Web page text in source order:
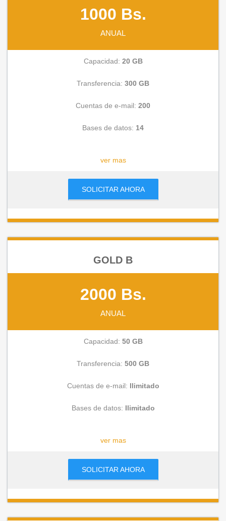
1000 Bs.
ANUAL
Capacidad: 20 GB
Transferencia: 300 GB
Cuentas de e-mail: 200
Bases de datos: 14
ver mas
SOLICITAR AHORA
GOLD B
2000 Bs.
ANUAL
Capacidad: 50 GB
Transferencia: 500 GB
Cuentas de e-mail: Ilimitado
Bases de datos: Ilimitado
ver mas
SOLICITAR AHORA